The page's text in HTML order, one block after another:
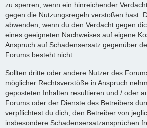
zu sperren, wenn ein hinreichender
gegen die Nutzungsregeln verstoßen hast.
abwenden, wenn du den Verdacht gegen
eines geeigneten Nachweises auf eigene
Anspruch auf Schadensersatz gegenüber
Forums besteht nicht.
Sollten dritte oder andere Nutzer des
möglicher Rechtsverstöße in Anspruch
geposteten Inhalten resultieren und / oder
Forums oder der Dienste des Betreibers
verpflichtest du dich, den Betreiber von
insbesondere Schadensersatzansprüchen